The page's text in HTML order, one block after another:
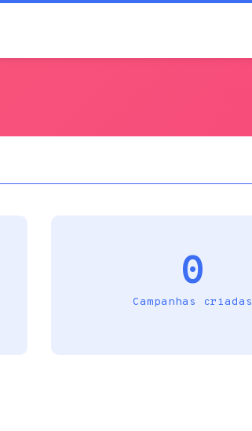
0
Campanhas criadas